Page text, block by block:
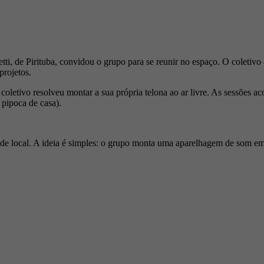
de Pirituba, convidou o grupo para se reunir no espaço. O
resolveu montar a sua própria telona ao ar livre. As sessões
de casa).
local. A ideia é simples: o grupo monta uma aparelhagem de som